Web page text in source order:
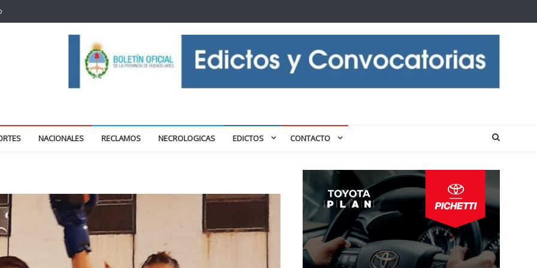
NACIONALES RECLAMOS NECROLOGICAS EDICTOS CONTACTO